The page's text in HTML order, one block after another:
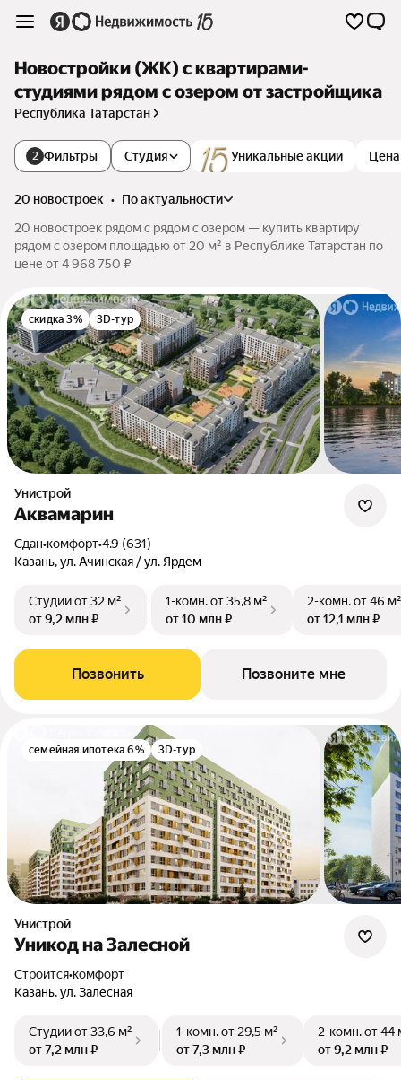
Новостройки (ЖК) с квартирами-
студиями рядом с озером от застройщика
Республика Татарстан
2 Фильтры Уникальные акции Цена
Студия
20 новостроек •
по актуальности
20 новостроек рядом с рядом с озером — купить квартиру
рядом с озером площадью от 20 м² в Республике Татарстан по
цене от 4 968 750 ₽
скидка 3% 3D-тур
Унистрой
Аквамарин
Сдан•комфорт•4.9 (631)
Казань, ул. Ачинская / ул. Ярдем
Студииот 32 м²
от 9,2 млн ₽
1-комн.от 35,8 м²
от 10 млн ₽
2-комн.от 46 м²
от 12,1 млн ₽
Позвонить Позвоните мне
семейная ипотека 6% 3D-тур
Унистрой
Уникод на Залесной
Строится•комфорт
Казань, ул. Залесная
Студииот 33,6 м²
от 7,2 млн ₽
1-комн.от 29,5 м²
от 7,3 млн ₽
2-комн.от 44
от 9,2 млн ₽